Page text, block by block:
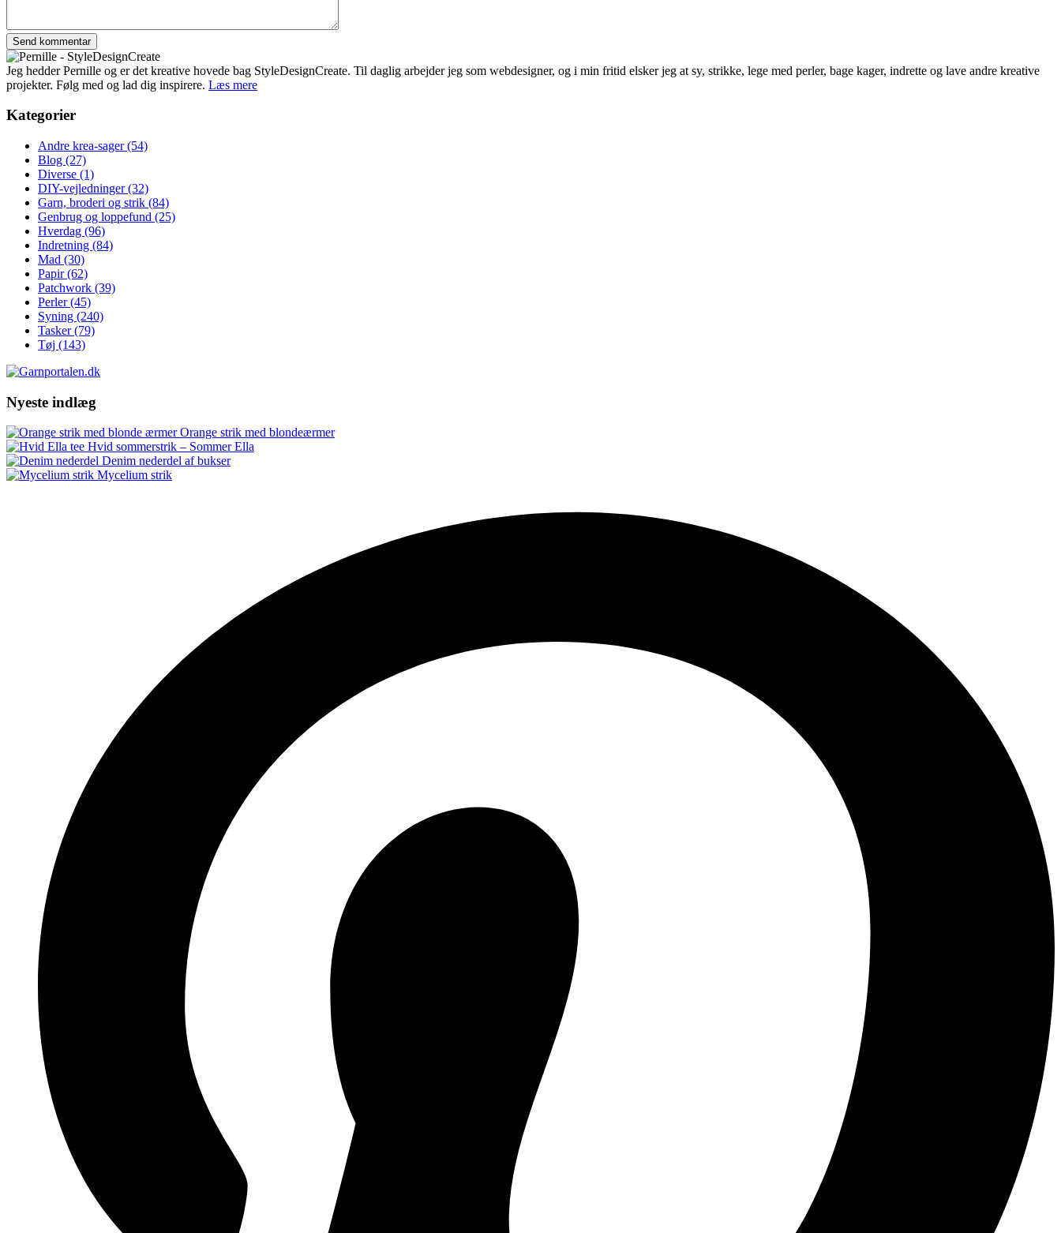
Jeg hedder Pernille og er det kreative hovede bag StyleDesignCreate. Til daglig arbejder jeg som webdesigner, og i min fritid elsker jeg at sy, strikke, lege med perler, bage kager, indrette og lave andre kreative
projekter. Følg med og lad dig inspirere. Læs mere
Kategorier
Andre krea-sager(54)
Blog (27)
Diverse (1)
DIY-vejledninger(32)
Garn, broderi og strik (84)
Genbrug og loppefund (25)
Hverdag (96)
Indretning (84)
Mad (30)
Papir(62)
Patchwork (39)
Perler(45)
Syning (240)
Tasker(79)
Tøj (143)
Nyeste indlæg
Orange strik med blondeærmer
Hvid sommerstrik – Sommer Ella
Denim nederdel af bukser
Mycelium strik